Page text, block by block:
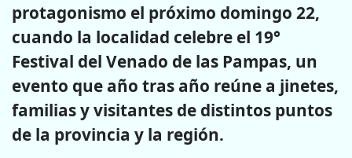
protagonismo el próximo domingo 22,
cuando la localidad celebre el 19°
Festival del Venado de las Pampas, un
evento que año tras año reúne a jinetes,
familias y visitantes de distintos puntos
de la provincia y la región.